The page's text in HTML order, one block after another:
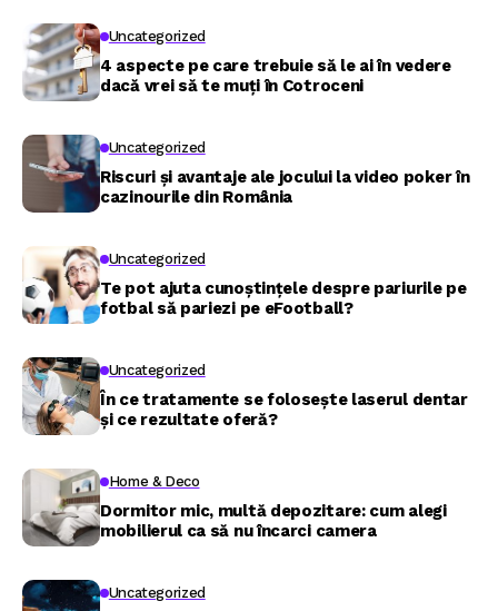
Uncategorized
4 aspecte pe care trebuie să le ai în vedere
dacă vrei să te muți în Cotroceni
Uncategorized
Riscuri și avantaje ale jocului la video poker în
cazinourile din România
Uncategorized
Te pot ajuta cunoștințele despre pariurile pe
fotbal să pariezi pe eFootball?
Uncategorized
În ce tratamente se folosește laserul dentar
și ce rezultate oferă?
Home & Deco
Dormitor mic, multă depozitare: cum alegi
mobilierul ca să nu încarci camera
Uncategorized